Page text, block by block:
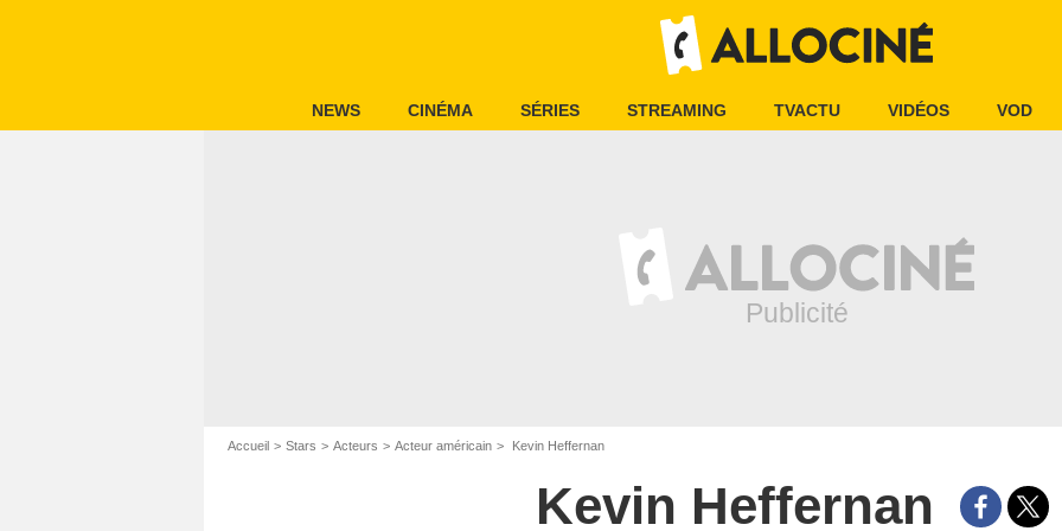
NEWS CINÉMA SÉRIES STREAMING TVACTU VIDÉOS VOD
Accueil Stars Acteurs Acteur américain Kevin Heffernan
Kevin Heffernan